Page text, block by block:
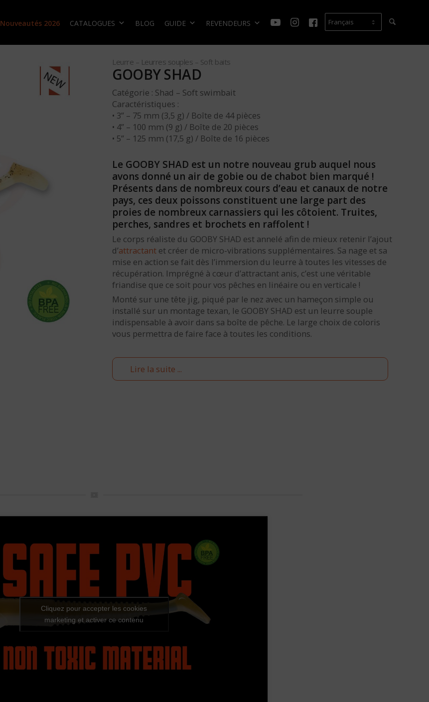
Nouveautés 2026 CATALOGUES BLOG GUIDE REVENDEURS
Leurre – Leurres souples – Soft baits
GOOBY SHAD
Catégorie : Shad – Soft swimbait
Caractéristiques :
• 3” – 75 mm (3,5 g) / Boîte de 44 pièces
• 4” – 100 mm (9 g) / Boîte de 20 pièces
• 5” – 125 mm (17,5 g) / Boîte de 16 pièces
Le GOOBY SHAD est un notre nouveau grub auquel nous
avons donné un air de gobie ou de chabot bien marqué !
Présents dans de nombreux cours d’eau et canaux de notre
pays, ces deux poissons constituent une large part des
proies de nombreux carnassiers qui les côtoient. Truites,
perches, sandres et brochets en raffolent !
Le corps réaliste du GOOBY SHAD est annelé afin de mieux retenir l’ajout
d’attractant et créer de micro-vibrations supplémentaires. Sa nage et sa
mise en action se fait dès l’immersion du leurre à toutes les vitesses de
récupération. Imprégné à cœur d’attractant anis, c’est une véritable
friandise que ce soit pour vos pêches en linéaire ou en verticale !
Monté sur une tête jig, piqué par le nez avec un hameçon simple ou
installé sur un montage texan, le GOOBY SHAD est un leurre souple
indispensable à avoir dans sa boîte de pêche. Le large choix de coloris
vous permettra de faire face à toutes les conditions.
Lire la suite ...
Cliquez pour accepter les cookies
marketing et activer ce contenu